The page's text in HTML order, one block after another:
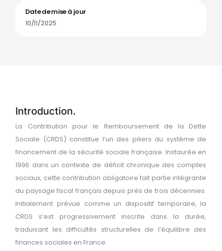
Date de mise à jour
10/11/2025
Introduction.
La Contribution pour le Remboursement de la Dette
Sociale (CRDS) constitue l’un des piliers du système de
financement de la sécurité sociale française. Instaurée en
1996 dans un contexte de déficit chronique des comptes
sociaux, cette contribution obligatoire fait partie intégrante
du paysage fiscal français depuis près de trois décennies.
Initialement prévue comme un dispositif temporaire, la
CRDS s’est progressivement inscrite dans la durée,
traduisant les difficultés structurelles de l’équilibre des
finances sociales en France.